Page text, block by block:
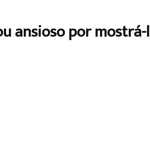
ansioso por mostrá-